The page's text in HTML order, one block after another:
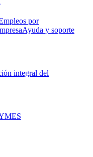
por
Ayuda y soporte
integral del